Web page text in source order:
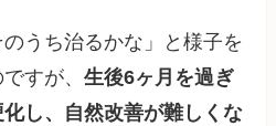
うち治るかな」と様子を
ですが、生後6ヶ月を過ぎ
し、自然改善が難しくな